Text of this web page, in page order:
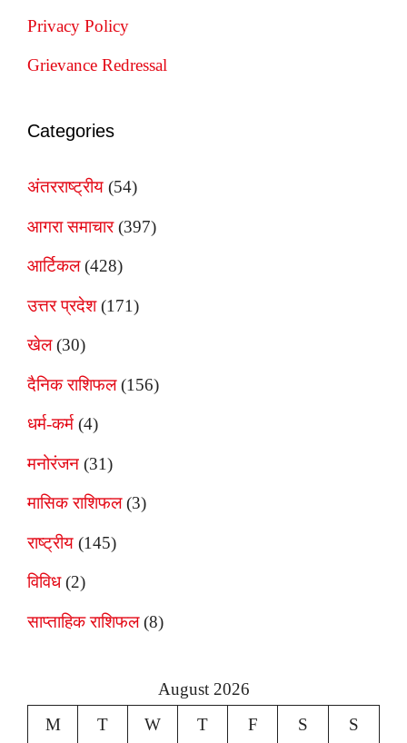
Privacy Policy
Grievance Redressal
Categories
अंतरराष्ट्रीय (54)
आगरा समाचार(397)
आर्टिकल(428)
उत्तर प्रदेश(171)
खेल(30)
दैनिक राशिफल(156)
धर्म-कर्म (4)
मनोरंजन (31)
मासिक राशिफल(3)
राष्ट्रीय (145)
विविध(2)
साप्ताहिक राशिफल(8)
August 2026
M
T W T F S S